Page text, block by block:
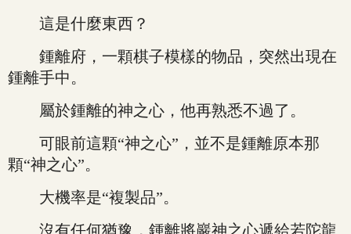
這是什麼東西？
鍾離府，一顆棋子模樣的物品，突然出現在
鍾離手中。
屬於鍾離的神之心，他再熟悉不過了。
可眼前這顆“神之心”，並不是鍾離原本那
顆“神之心”。
大機率是“複製品”。
沒有任何猶豫，鍾離將巖神之心遞給若陀龍